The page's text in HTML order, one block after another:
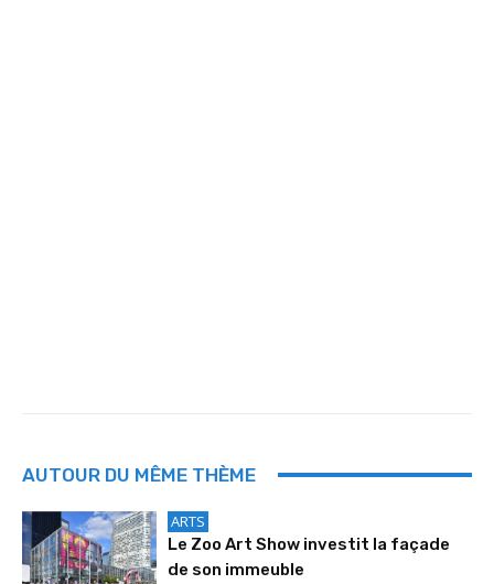
AUTOUR DU MÊME THÈME
ARTS
Le Zoo Art Show investit la façade
de son immeuble